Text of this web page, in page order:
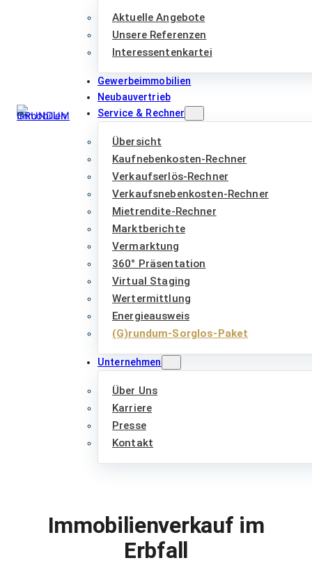
Aktuelle Angebote
Unsere Referenzen
Interessentenkartei
Gewerbeimmobilien
Neubauvertrieb
Service & Rechner
Übersicht
Kaufnebenkosten-Rechner
Verkaufserlös-Rechner
Verkaufsnebenkosten-Rechner
Mietrendite-Rechner
Marktberichte
Vermarktung
360° Präsentation
Virtual Staging
Wertermittlung
Energieausweis
(G)rundum-Sorglos-Paket
Unternehmen
Über Uns
Karriere
Presse
Kontakt
Immobilienverkauf im
Erbfall